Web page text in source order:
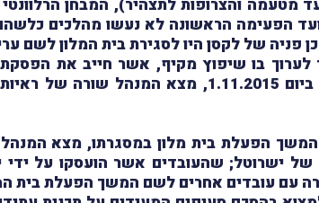
והצרופות לתצהיר), המבחן הרלוונטי
הפעימה הראשונה לא נעשו מהלכים
פניה של לקסן היו לסגירת בית המלון לשם
בו שיפוץ מקיף, אשר חייב את
לעובדה שבפועל נסגר בית המלון מיד בתום הפעלתו בידי ישרוטל,
הפעלת בית מלון במסגרתו, מצא
של ישרוטל; שהעובדים אשר הועסקו על
עם עובדים אחרים לשם המשך הפעלת בית